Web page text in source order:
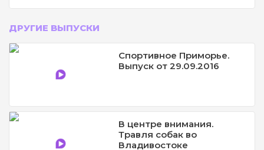
ДРУГИЕ ВЫПУСКИ
Спортивное Приморье.
Выпуск от 29.09.2016
В центре внимания.
Травля собак во
Владивостоке